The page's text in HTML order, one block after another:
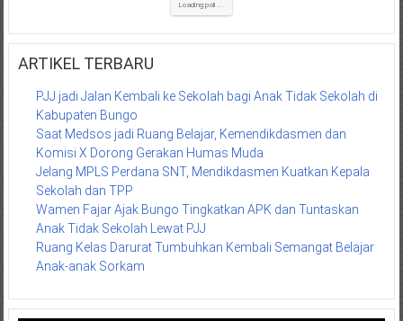
Loading poll ...
ARTIKEL TERBARU
PJJ jadi Jalan Kembali ke Sekolah bagi Anak Tidak Sekolah di
Kabupaten Bungo
Saat Medsos jadi Ruang Belajar, Kemendikdasmen dan
Komisi X Dorong Gerakan Humas Muda
Jelang MPLS Perdana SNT, Mendikdasmen Kuatkan Kepala
Sekolah dan TPP
Wamen Fajar Ajak Bungo Tingkatkan APK dan Tuntaskan
Anak Tidak Sekolah Lewat PJJ
Ruang Kelas Darurat Tumbuhkan Kembali Semangat Belajar
Anak-anak Sorkam